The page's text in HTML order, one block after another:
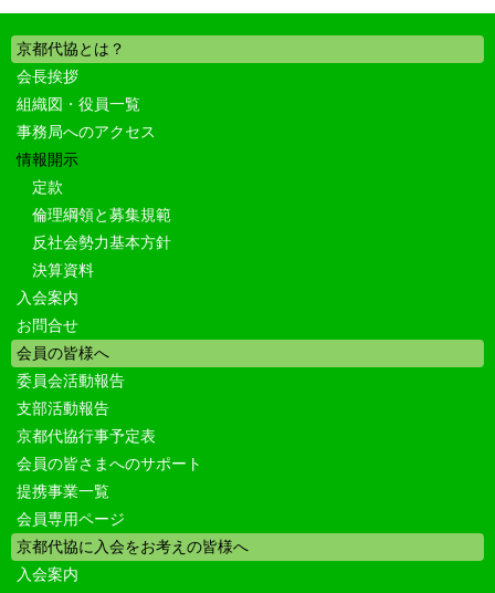
京都代協とは？
会長挨拶
組織図・役員一覧
事務局へのアクセス
情報開示
定款
倫理綱領と募集規範
反社会勢力基本方針
決算資料
入会案内
お問合せ
会員の皆様へ
委員会活動報告
支部活動報告
京都代協行事予定表
会員の皆さまへのサポート
提携事業一覧
会員専用ページ
京都代協に入会をお考えの皆様へ
入会案内